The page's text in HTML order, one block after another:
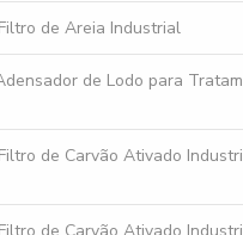
de Areia Industrial
de Lodo para
de Carvão Ativado